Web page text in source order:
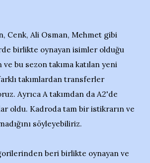
Cenk, Ali Osman, Mehmet gibi
birlikte oynayan isimler olduğu
bu sezon takıma katılan yeni
takımlardan transferler
Ayrıca A takımdan da A2'de
oldu. Kadroda tam bir istikrarın ve
söyleyebiliriz.
beri birlikte oynayan ve